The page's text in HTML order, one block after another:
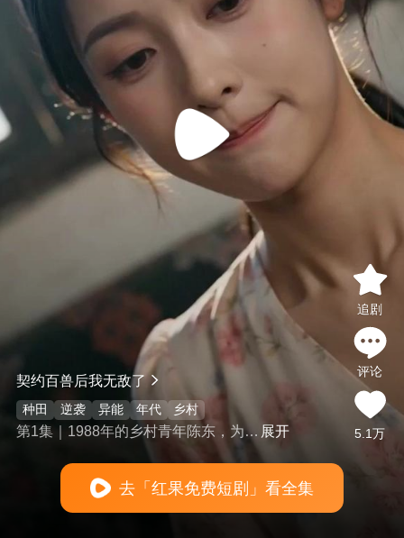
契约百兽后我无敌了
种田 逆袭 异能 年代 乡村
第1集｜1988年的乡村青年陈东，为人
踏实肯干，为偿还兄长遗留债务，独
自扛起家庭重担。一次进山劳作，他
意外解锁山林天赋，可与山中鸟兽和
展开
追剧
评论
5.1万
去「红果免费短剧」看全集